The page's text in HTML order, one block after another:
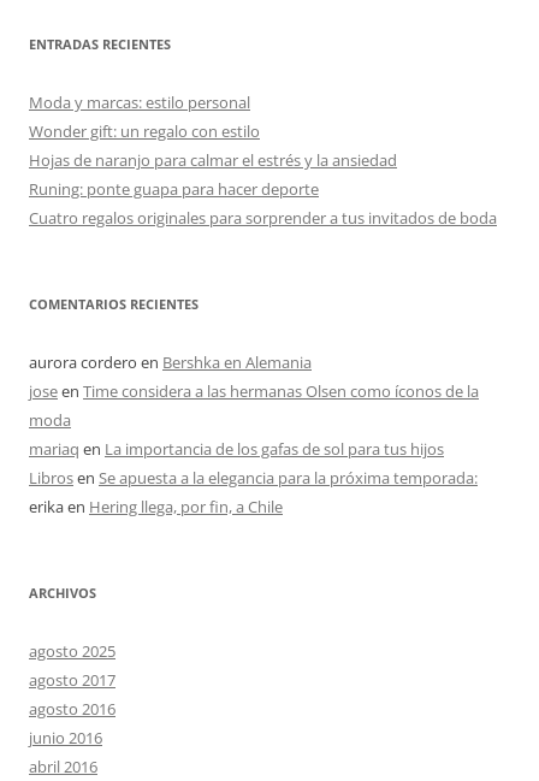
ENTRADAS RECIENTES
Moda y marcas: estilo personal
Wonder gift: un regalo con estilo
Hojas de naranjo para calmar el estrés y la ansiedad
Runing: ponte guapa para hacer deporte
Cuatro regalos originales para sorprender a tus invitados de boda
COMENTARIOS RECIENTES
aurora cordero en Bershka en Alemania
joseen Time considera a las hermanas Olsen como íconos de la
moda
mariaq en La importancia de los gafas de sol para tus hijos
Librosen Se apuesta a la elegancia para la próxima temporada:
erikaen Hering llega, por fin, a Chile
ARCHIVOS
agosto 2025
agosto 2017
agosto 2016
junio 2016
abril 2016